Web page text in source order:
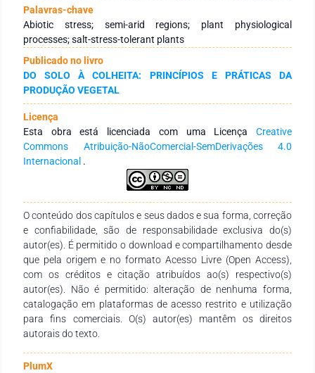
biomass and damages cellular membranes. Adaptations such
as salt-tolerant plants and hydroponic systems offer
solutions, promoting greater water-use efficiency and salinity
control.
Palavras-chave
Abiotic stress; semi-arid regions; plant physiological
processes; salt-stress-tolerant plants
Publicado no livro
DO SOLO À COLHEITA: PRINCÍPIOS E PRÁTICAS DA
PRODUÇÃO VEGETAL
Licença
Esta obra está licenciada com uma Licença Creative
Commons Atribuição-NãoComercial-SemDerivações 4.0
Internacional .
O conteúdo dos capítulos e seus dados e sua forma, correção
e confiabilidade, são de responsabilidade exclusiva do(s)
autor(es). É permitido o download e compartilhamento desde
que pela origem e no formato Acesso Livre (Open Access),
com os créditos e citação atribuídos ao(s) respectivo(s)
autor(es). Não é permitido: alteração de nenhuma forma,
catalogação em plataformas de acesso restrito e utilização
para fins comerciais. O(s) autor(es) mantêm os direitos
autorais do texto.
PlumX